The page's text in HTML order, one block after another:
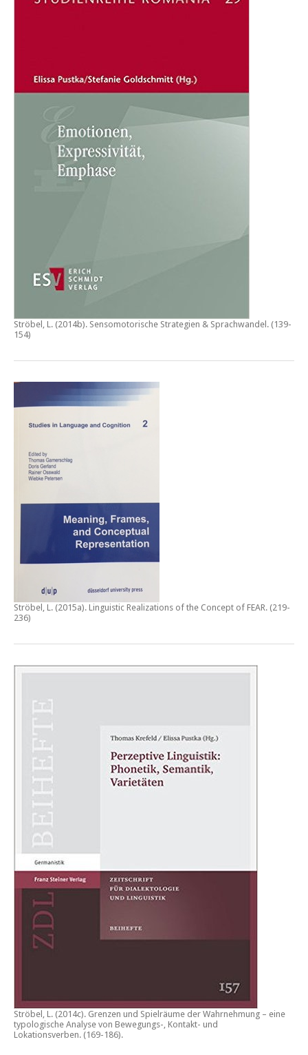
Ströbel, L. (2014b). Sensomotorische Strategien & Sprachwandel . (139-
154)
Ströbel, L. (2015a). Linguistic Realizations of the Concept of FEAR. (219-
236)
Ströbel, L. (2014c). Grenzen und Spielräume der Wahrnehmung – eine
typologische Analyse von Bewegungs-, Kontakt- und
Lokationsverben. (169-186).